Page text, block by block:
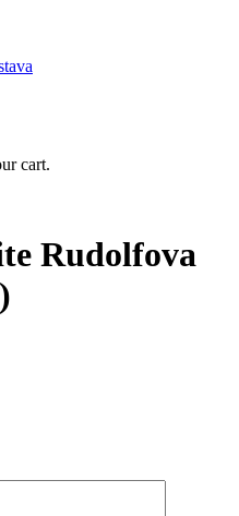
cart.
Rudolfova